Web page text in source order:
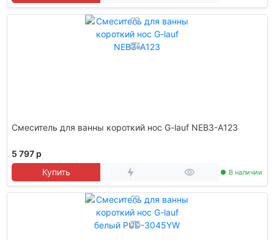
Смеситель для ванны короткий нос G-lauf NEB3-A123
5 797 р
Купить
В наличии